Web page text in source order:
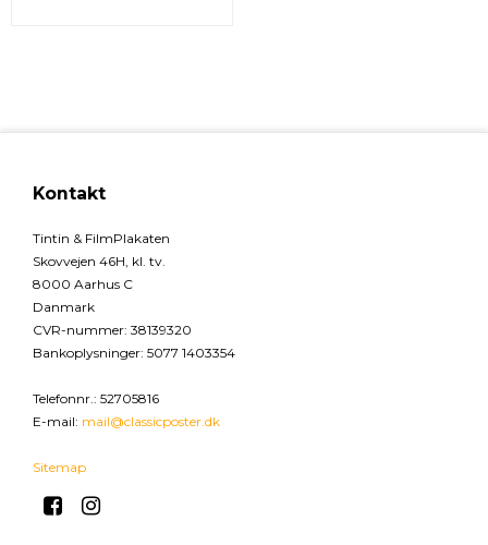
Kontakt
Tintin & FilmPlakaten
Skovvejen 46H, kl. tv.
8000 Aarhus C
Danmark
CVR-nummer: 38139320
Bankoplysninger: 5077 1403354
Telefonnr. : 52705816
E-mail: mail@classicposter.dk
Sitemap